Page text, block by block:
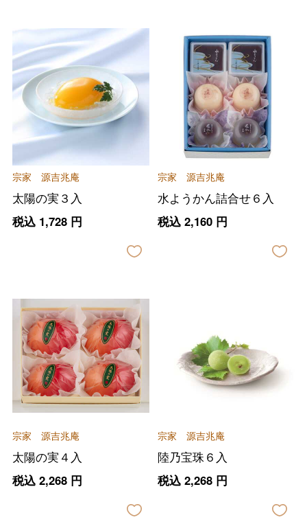
宗家 源吉兆庵
太陽の実３入
税込 1,728円
宗家 源吉兆庵
水ようかん詰合せ６入
税込 2,160円
宗家 源吉兆庵
太陽の実４入
税込 2,268円
宗家 源吉兆庵
陸乃宝珠６入
税込 2,268円